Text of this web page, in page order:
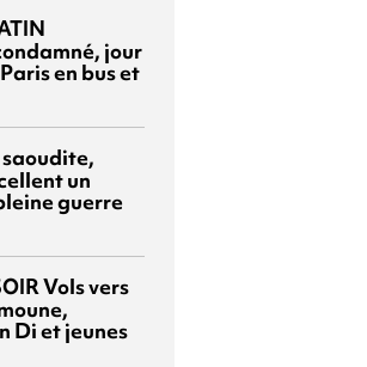
jour
en bus et
un
guerre
Vols vers
Di et jeunes